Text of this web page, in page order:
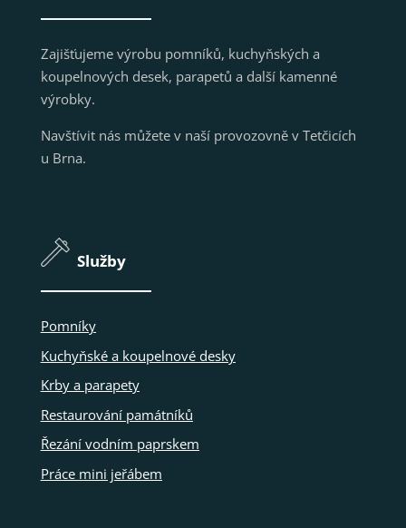
Zajišťujeme výrobu pomníků, kuchyňských a
koupelnových desek, parapetů a další kamenné
výrobky.
Navštívit nás můžete v naší provozovně v Tetčicích
u Brna.
Služby
Pomníky
Kuchyňské a koupelnové desky
Krby a parapety
Restaurování památníků
Řezání vodním paprskem
Práce mini jeřábem